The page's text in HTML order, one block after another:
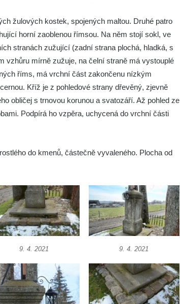
žulových kostek, spojených maltou. Druhé patro
horní zaoblenou římsou. Na něm stojí sokl, ve
stranách zužující (zadní strana plochá, hladká, s
vzhůru mírně zužuje, na čelní straně má vystouplé
říms, má vrchní část zakončenu nízkým
Kříž je z pohledové strany dřevěný, zjevně
obličej s trnovou korunou a svatozáří. Až pohled ze
Podpírá ho vzpěra, uchycená do vrchní části
do kmenů, částečně vyvaleného. Plocha od
9. 4. 2021 9. 4. 2021